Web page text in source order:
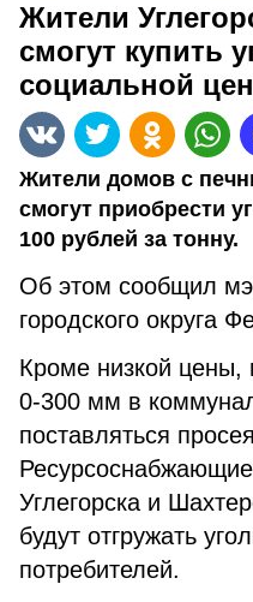
Жители
смогут купить
социальной
Жители домов с
смогут приобрести
100 рублей за тонну.
Об этом сообщил
городского округа
Кроме низкой цены,
0-300 мм в
поставляться
Ресурсоснабжающие
Углегорска и
будут отгружать
потребителей.